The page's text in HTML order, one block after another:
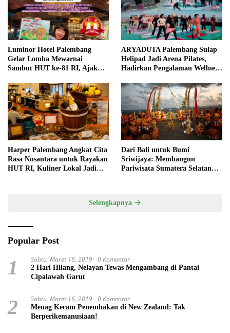
Luminor Hotel Palembang
Gelar Lomba Mewarnai
Sambut HUT ke-81 RI, Ajak
ARYADUTA Palembang Sulap
Helipad Jadi Arena Pilates,
Hadirkan Pengalaman Wellness
Harper Palembang Angkat Cita
Rasa Nusantara untuk Rayakan
HUT RI, Kuliner Lokal Jadi
Dari Bali untuk Bumi
Sriwijaya: Membangun
Pariwisata Sumatera Selatan
Selengkapnya
Popular Post
1 Sabtu, Maret 16, 2019 0 Komentar
2 Hari Hilang, Nelayan Tewas Mengambang di Pantai
Cipalawah Garut
2 Sabtu, Maret 16, 2019 0 Komentar
Menag Kecam Penembakan di New Zealand: Tak
Berperikemanusiaan!